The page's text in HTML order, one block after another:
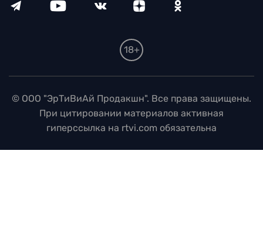
18+
© ООО "ЭрТиВиАй Продакшн". Все права защищены.
При цитировании материалов активная
гиперссылка на rtvi.com обязательна